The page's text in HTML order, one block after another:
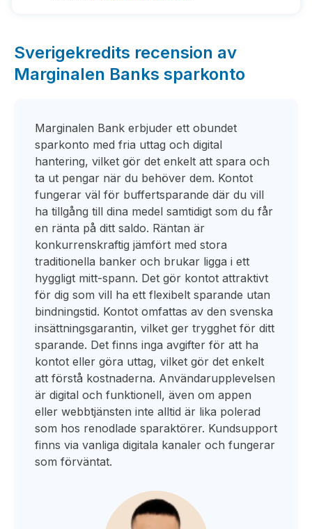
Sverigekredits recension av
Marginalen Banks sparkonto
Marginalen Bank erbjuder ett obundet
sparkonto med fria uttag och digital
hantering, vilket gör det enkelt att spara och
ta ut pengar när du behöver dem. Kontot
fungerar väl för buffertsparande där du vill
ha tillgång till dina medel samtidigt som du får
en ränta på ditt saldo. Räntan är
konkurrenskraftig jämfört med stora
traditionella banker och brukar ligga i ett
hyggligt mitt-spann. Det gör kontot attraktivt
för dig som vill ha ett flexibelt sparande utan
bindningstid. Kontot omfattas av den svenska
insättningsgarantin, vilket ger trygghet för ditt
sparande. Det finns inga avgifter för att ha
kontot eller göra uttag, vilket gör det enkelt
att förstå kostnaderna. Användarupplevelsen
är digital och funktionell, även om appen
eller webbtjänsten inte alltid är lika polerad
som hos renodlade sparaktörer. Kundsupport
finns via vanliga digitala kanaler och fungerar
som förväntat.